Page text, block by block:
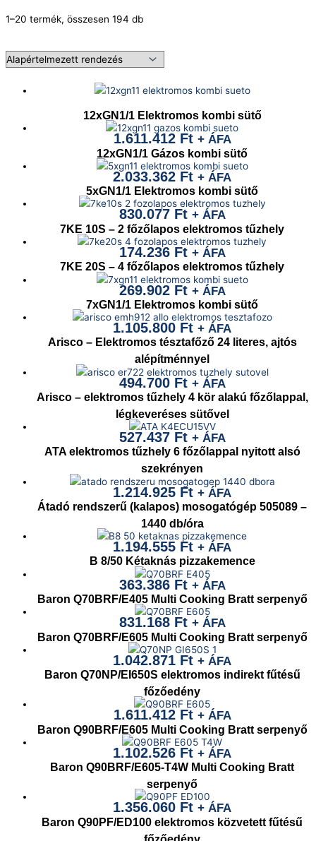
1–20 termék, összesen 194 db
12xGN1/1 Elektromos kombi sütő
1.611.412 Ft + ÁFA
12xGN1/1 Gázos kombi sütő
2.033.362 Ft + ÁFA
5xGN1/1 Elektromos kombi sütő
830.077 Ft + ÁFA
7KE 10S – 2 főzőlapos elektromos tűzhely
174.236 Ft + ÁFA
7KE 20S – 4 főzőlapos elektromos tűzhely
269.902 Ft + ÁFA
7xGN1/1 Elektromos kombi sütő
1.105.800 Ft + ÁFA
Arisco – Elektromos tésztafőző 24 literes, ajtós
alépítménnyel
494.700 Ft + ÁFA
Arisco – elektromos tűzhely 4 kör alakú főzőlappal,
légkeveréses sütővel
527.437 Ft + ÁFA
ATA elektromos tűzhely 6 főzőlappal nyitott alsó
szekrényen
1.214.925 Ft + ÁFA
Átadó rendszerű (kalapos) mosogatógép 505089 –
1440 db/óra
1.194.555 Ft + ÁFA
B 8/50 Kétaknás pizzakemence
363.386 Ft + ÁFA
Baron Q70BRF/E405 Multi Cooking Bratt serpenyő
831.168 Ft + ÁFA
Baron Q70BRF/E605 Multi Cooking Bratt serpenyő
1.042.871 Ft + ÁFA
Baron Q70NP/EI650S elektromos indirekt fűtésű
főzőedény
1.611.412 Ft + ÁFA
Baron Q90BRF/E605 Multi Cooking Bratt serpenyő
1.102.526 Ft + ÁFA
Baron Q90BRF/E605-T4W Multi Cooking Bratt
serpenyő
1.356.060 Ft + ÁFA
Baron Q90PF/ED100 elektromos közvetett fűtésű